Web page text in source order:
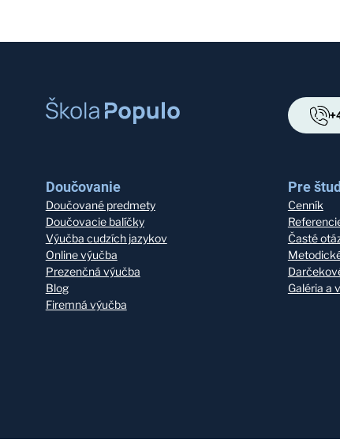
Doučovanie
Doučované predmety
Doučovacie balíčky
Výučba cudzích jazykov
Online výučba
Prezenčná výučba
Blog
Firemná výučba
Pre
Cenník
Časté
Galéria a